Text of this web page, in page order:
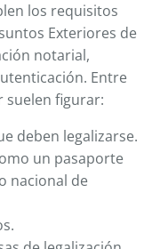
los requisitos
Exteriores de
notarial,
Entre
suelen figurar:
deben legalizarse.
un pasaporte
nacional de